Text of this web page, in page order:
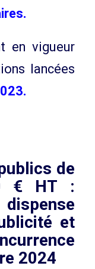
en vigueur
lancées
de
€ HT :
et
2024